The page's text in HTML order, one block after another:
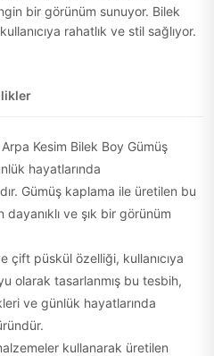
bir görünüm sunuyor. Bilek
rahatlık ve stil sağlıyor.
Kesim Bilek Boy Gümüş
hayatlarında
Gümüş kaplama ile üretilen bu
ve şık bir görünüm
çift püskül özelliği, kullanıcıya
olarak tasarlanmış bu tesbih,
ve günlük hayatlarında
kullanarak üretilen